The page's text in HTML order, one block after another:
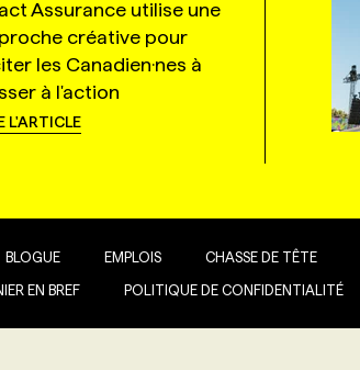
Assurance utilise une
créative pour
les Canadien·nes à
à l'action
L'ARTICLE
BLOGUE EMPLOIS CHASSE DE TÊTE
EN BREF POLITIQUE DE CONFIDENTIALITÉ